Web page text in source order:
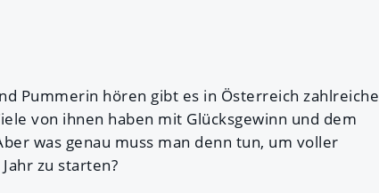
Pummerin hören gibt es in Österreich zahlreiche
von ihnen haben mit Glücksgewinn und dem
was genau muss man denn tun, um voller
zu starten?